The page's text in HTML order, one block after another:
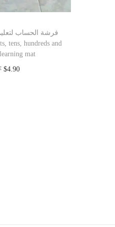
فرشة الحساب
mat
$4.90